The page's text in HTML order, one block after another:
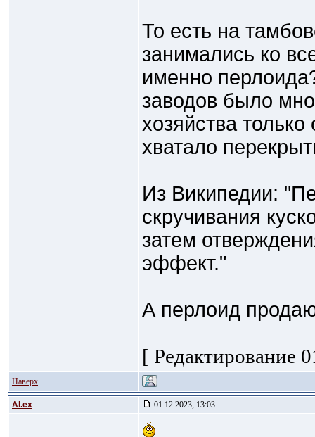
То есть на
занимались ко
именно
заводов было
хозяйства
хватало
Из Википедии:
скручивания
затем
эффект."
А перлоид
[ Редактирование
Наверх
Al.ex 01.12.2023, 13:03